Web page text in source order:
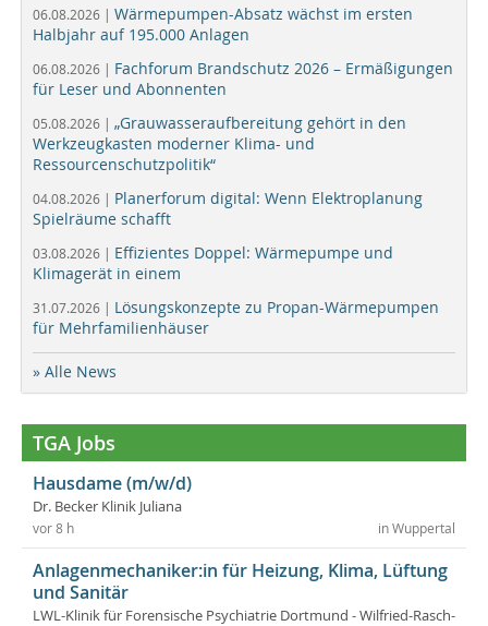
06.08.2026 | Wärmepumpen-Absatz wächst im ersten
Halbjahr auf 195.000 Anlagen
06.08.2026 | Fachforum Brandschutz 2026 – Ermäßigungen
für Leser und Abonnenten
05.08.2026 | „Grauwasseraufbereitung gehört in den
Werkzeugkasten moderner Klima- und
Ressourcenschutzpolitik“
04.08.2026 | Planerforum digital: Wenn Elektroplanung
Spielräume schafft
03.08.2026 | Effizientes Doppel: Wärmepumpe und
Klimagerät in einem
31.07.2026 | Lösungskonzepte zu Propan-Wärmepumpen
für Mehrfamilienhäuser
» Alle News
TGA Jobs
Hausdame (m/w/d)
Dr. Becker Klinik Juliana
in Wuppertal
vor 8 h
Anlagenmechaniker:in für Heizung, Klima, Lüftung
und Sanitär
LWL-Klinik für Forensische Psychiatrie Dortmund - Wilfried-Rasch-